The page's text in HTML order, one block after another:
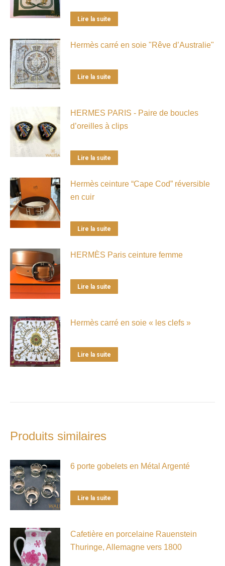
Lire la suite
Hermès carré en soie "Rêve d’Australie"
Lire la suite
HERMES PARIS - Paire de boucles
d’oreilles à clips
Lire la suite
Hermès ceinture “Cape Cod” réversible
en cuir
Lire la suite
HERMÈS Paris ceinture femme
Lire la suite
Hermès carré en soie « les clefs »
Lire la suite
Produits similaires
6 porte gobelets en Métal Argenté
Lire la suite
Cafetière en porcelaine Rauenstein
Thuringe, Allemagne vers 1800